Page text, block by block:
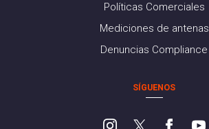
Políticas Comerciales
Mediciones de antenas
Denuncias Compliance
SÍGUENOS